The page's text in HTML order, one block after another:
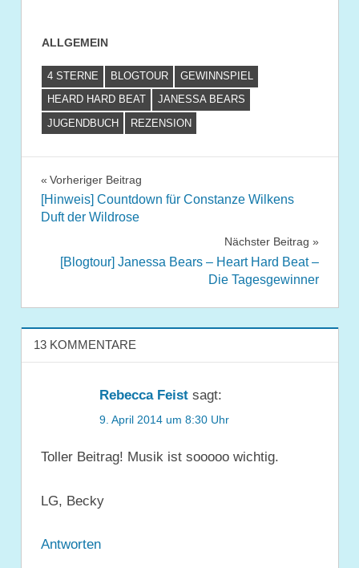
ALLGEMEIN
4 STERNE BLOGTOUR
GEWINNSPIEL
HEARD HARD BEAT
JANESSA BEARS
JUGENDBUCH
REZENSION
Beitragsnavigation
Vorheriger Beitrag
[Hinweis] Countdown für Constanze Wilkens
Duft der Wildrose
Nächster Beitrag
[Blogtour] Janessa Bears – Heart Hard Beat –
Die Tagesgewinner
13 KOMMENTARE
Rebecca Feist sagt:
9. April 2014 um 8:30 Uhr
Toller Beitrag! Musik ist sooooo wichtig.
LG, Becky
Antworten